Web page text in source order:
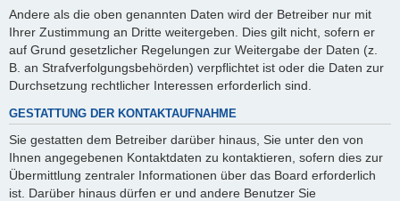
Andere als die oben genannten Daten wird der Betreiber nur mit
Ihrer Zustimmung an Dritte weitergeben. Dies gilt nicht, sofern er
auf Grund gesetzlicher Regelungen zur Weitergabe der Daten (z.
B. an Strafverfolgungsbehörden) verpflichtet ist oder die Daten zur
Durchsetzung rechtlicher Interessen erforderlich sind.
GESTATTUNG DER KONTAKTAUFNAHME
Sie gestatten dem Betreiber darüber hinaus, Sie unter den von
Ihnen angegebenen Kontaktdaten zu kontaktieren, sofern dies zur
Übermittlung zentraler Informationen über das Board erforderlich
ist. Darüber hinaus dürfen er und andere Benutzer Sie